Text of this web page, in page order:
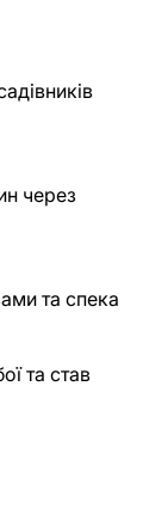
через
та спека
та став